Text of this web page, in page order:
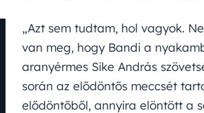
„Azt sem tudtam, hol vagyok.
van meg, hogy Bandi a
aranyérmes Sike András
során az elődöntős meccsét
elődöntőből, annyira elöntött a